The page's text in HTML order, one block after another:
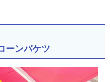
ーンバケツ